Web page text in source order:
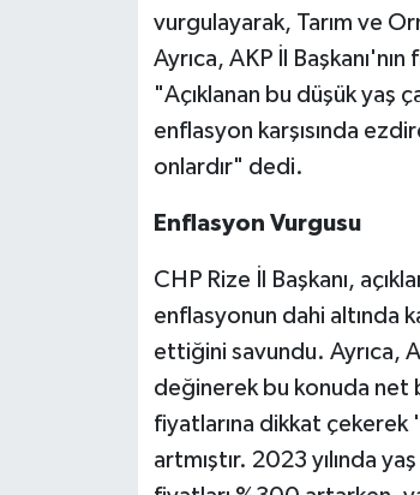
vurgulayarak, Tarım ve
Ayrıca, AKP İl
"Açıklanan bu düşük yaş
enflasyon karşısında
onlardır" dedi.
Enflasyon Vurgusu
CHP Rize İl Başkanı,
enflasyonun dahi altında
ettiğini savundu. Ayrıca,
değinerek bu konuda net
fiyatlarına dikkat çekerek
artmıştır. 2023 yılında